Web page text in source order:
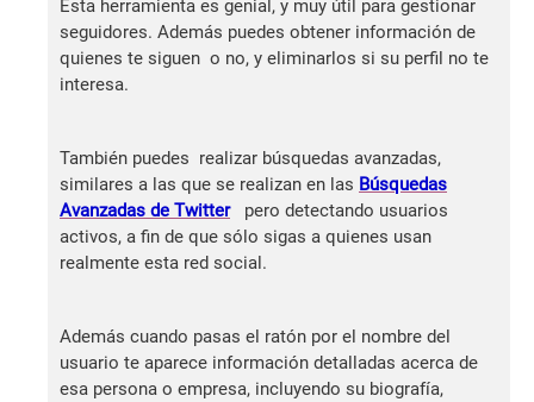
Esta herramienta es genial, y muy útil para gestionar
seguidores. Además puedes obtener información de
quienes te siguen o no, y eliminarlos si su perfil no te
interesa.
También puedes realizar búsquedas avanzadas,
similares a las que se realizan en las Búsquedas
Avanzadas de Twitterpero detectando usuarios
activos, a fin de que sólo sigas a quienes usan
realmente esta red social.
Además cuando pasas el ratón por el nombre del
usuario te aparece información detalladas acerca de
esa persona o empresa, incluyendo su biografía,